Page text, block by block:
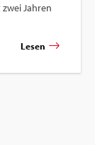
Jah­ren
Lesen